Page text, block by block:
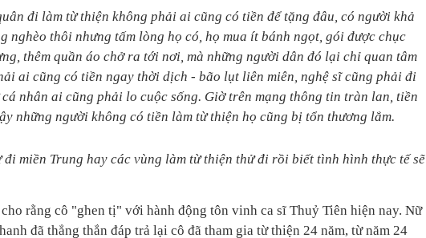
đi làm từ thiện không phải ai cũng có tiền để tặng đâu, có người khả
nghèo thôi nhưng tấm lòng họ có, họ mua ít bánh ngọt, gói được chục
thêm quần áo chở ra tới nơi, mà những người dân đó lại chỉ quan tâm
ai cũng có tiền ngay thời dịch - bão lụt liên miên, nghệ sĩ cũng phải đi
nhân ai cũng phải lo cuộc sống. Giờ trên mạng thông tin tràn lan, tiền
những người không có tiền làm từ thiện họ cũng bị tổn thương lắm.
đi miền Trung hay các vùng làm từ thiện thử đi rồi biết tình hình thực tế sẽ
rằng cô "ghen tị" với hành động tôn vinh ca sĩ Thuỷ Tiên hiện nay. Nữ
đã thẳng thắn đáp trả lại cô đã tham gia từ thiện 24 năm, từ năm 24